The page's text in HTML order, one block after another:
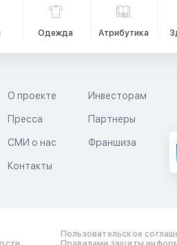
Одежда Атрибутика
О проекте
Пресса
СМИ о нас
Контакты
Инвесторам
Партнеры
Франшиза
Пользовательское